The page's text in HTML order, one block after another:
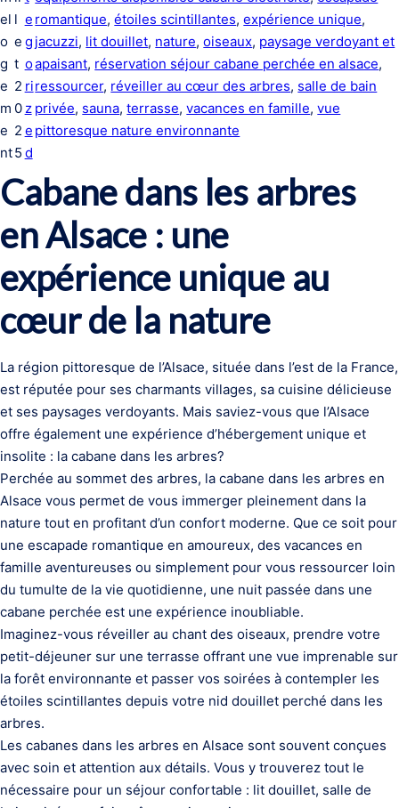
el
o
g
e
m
e
nt
l
e
t
2
0
2
5
e
g
o
ri
z
e
d
romantique, étoiles scintillantes, expérience unique
jacuzzi, lit douillet, nature, oiseaux, paysage verdoyant et
apaisant, réservation séjour cabane perchée en alsace
ressourcer, réveiller au cœur des arbres, salle de bain
privée, sauna, terrasse, vacances en famille, vue
pittoresque nature environnante
Cabane dans les arbres
en Alsace : une
expérience unique au
cœur de la nature
La région pittoresque de l’Alsace, située dans l’est de la France,
est réputée pour ses charmants villages, sa cuisine délicieuse
et ses paysages verdoyants. Mais saviez-vous que l’Alsace
offre également une expérience d’hébergement unique et
insolite : la cabane dans les arbres?
Perchée au sommet des arbres, la cabane dans les arbres en
Alsace vous permet de vous immerger pleinement dans la
nature tout en profitant d’un confort moderne. Que ce soit pour
une escapade romantique en amoureux, des vacances en
famille aventureuses ou simplement pour vous ressourcer loin
du tumulte de la vie quotidienne, une nuit passée dans une
cabane perchée est une expérience inoubliable.
Imaginez-vous réveiller au chant des oiseaux, prendre votre
petit-déjeuner sur une terrasse offrant une vue imprenable sur
la forêt environnante et passer vos soirées à contempler les
étoiles scintillantes depuis votre nid douillet perché dans les
arbres.
Les cabanes dans les arbres en Alsace sont souvent conçues
avec soin et attention aux détails. Vous y trouverez tout le
nécessaire pour un séjour confortable : lit douillet, salle de